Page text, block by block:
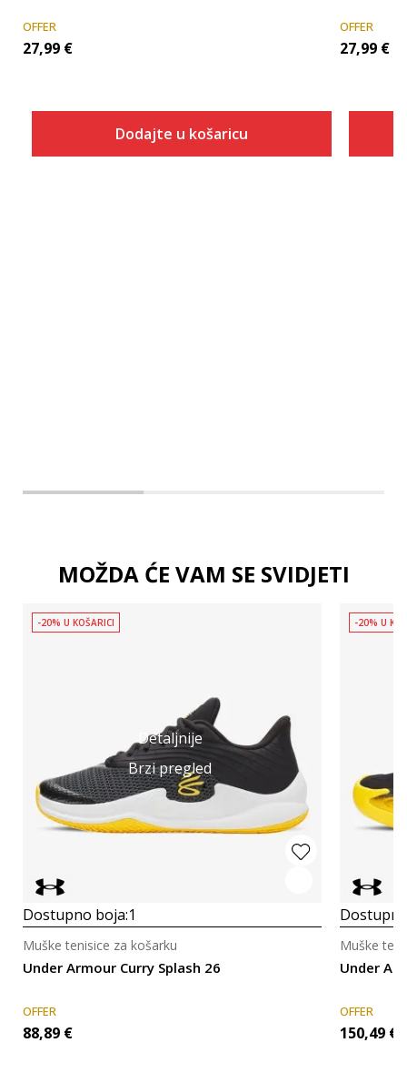
OFFER
27,99 €
Dodajte u košaricu
OFFER
27,99 €
MOŽDA ĆE VAM SE SVIDJETI
Detaljnije
Brzi pregled
-20% U KOŠARICI
Dostupno boja:1
Under Armour Curry Splash 26
Muške tenisice za košarku
OFFER
88,89 €
-20% U
Under
Muške
OFFER
150,49 €